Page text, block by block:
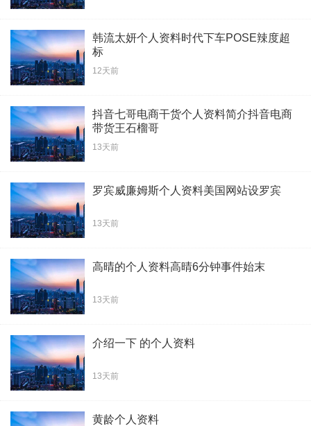
韩流太妍个人资料时代下车POSE辣度超
标
12天前
抖音七哥电商干货个人资料简介抖音电商
带货王石榴哥
13天前
罗宾威廉姆斯个人资料美国网站设罗宾
13天前
高晴的个人资料高晴6分钟事件始末
13天前
介绍一下 的个人资料
13天前
黄龄个人资料